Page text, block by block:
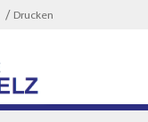
Drucken